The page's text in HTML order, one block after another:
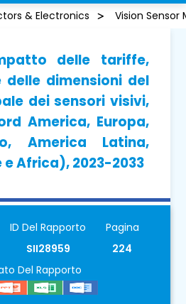
& Electronics Vision Sensor
delle tariffe,
dimensioni del
dei sensori visivi,
America, Europa,
America Latina,
e Africa), 2023-2033
ID Del Rapporto
SII28959
Pagina
224
Del Rapporto